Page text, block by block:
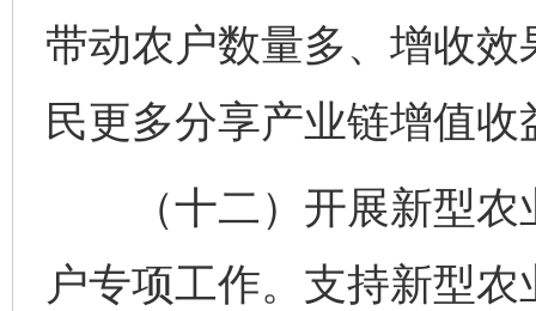
带动农户数量多、增收
民更多分享产业链增值收
（十二）开展新型农
户专项工作。支持新型